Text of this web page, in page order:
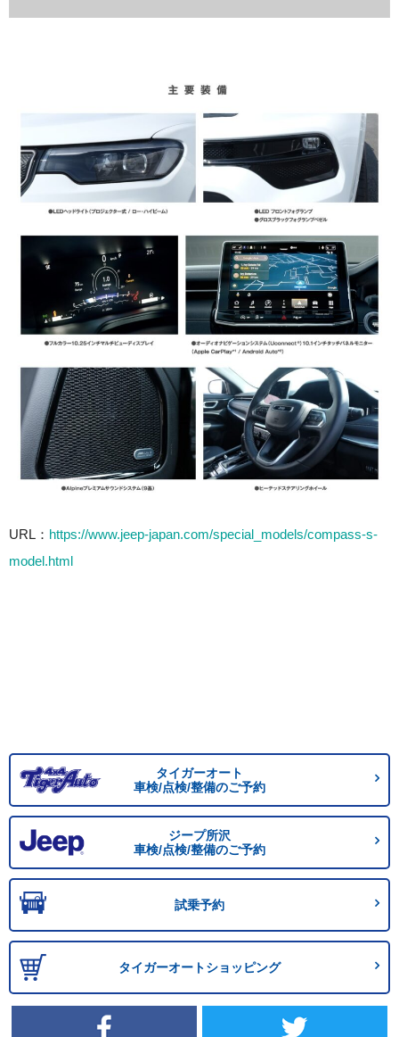
URL： https://www.jeep-japan.com/special_models/compass-s-
model.html
タイガーオート
車検/点検/整備のご予約
ジープ所沢
車検/点検/整備のご予約
試乗予約
タイガーオートショッピング